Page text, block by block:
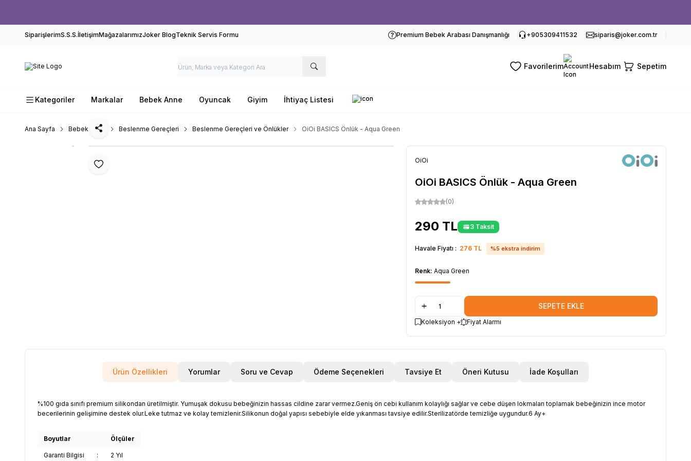
SiparişlerimS.S.S.İletişimMağazalarımızJoker BlogTeknik Servis Formu Premium Bebek Arabası Danışmanlığı +905309411532 siparis@joker.com.tr
Favorilerim Hesabım Sepetim
Kategoriler Markalar Bebek Anne Oyuncak Giyim İhtiyaç Listesi
Ana Sayfa Bebek Anne Beslenme Gereçleri Beslenme Gereçleri ve Önlükler OiOi BASICS Önlük - Aqua Green
Favoriye Ekle
Paylaş
OiOi
OiOi BASICS Önlük - Aqua Green
(0)
290 TL 3 Taksit
Havale Fiyatı : 276 TL %5 ekstra indirim
Renk: Aqua Green
SEPETE EKLE
Koleksiyon + Fiyat Alarmı
Ürün Özellikleri Yorumlar Soru ve Cevap Ödeme Seçenekleri Tavsiye Et Öneri Kutusu İade Koşulları
%100 gıda sınıfı premium silikondan üretilmiştir. Yumuşak dokusu bebeğinizin hassas cildine zarar vermez.Geniş ön cebi kullanım kolaylığı sağlar ve cebe düşen lokmaları toplamak bebeğinizin ince motor
becerilerinin gelişimine destek olur.Leke tutmaz ve kolay temizlenir.Silikonun doğal yapısı sebebiyle elde yıkanması tavsiye edilir.Sterilizatörde temizliğe uygundur.6 Ay+
Boyutlar Ölçüler
Garanti Bilgisi : 2 Yıl